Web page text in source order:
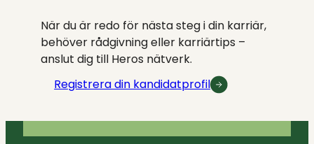
När du är redo för nästa steg i din karriär,
behöver rådgivning eller karriärtips –
anslut dig till Heros nätverk.
Registrera din kandidatprofil